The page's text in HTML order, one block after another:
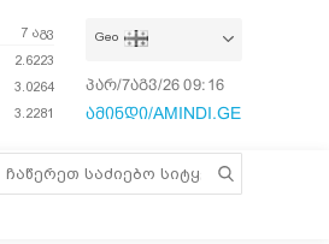
7 აგვ
2.6223
3.0264
3.2281
Geo
პარ/7აგვ/26 09:16:21
ამინდი/AMINDI.GE